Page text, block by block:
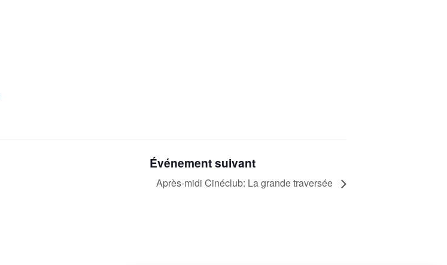
Événement suivant
Après-midi Cinéclub: La grande traversée